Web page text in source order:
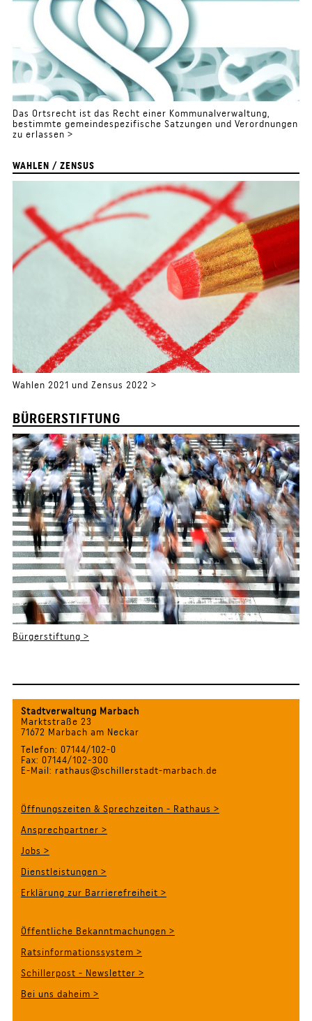
Das Ortsrecht ist das Recht einer Kommunalverwaltung,
bestimmte gemeindespezifische Satzungen und Verordnungen
zu erlassen >
WAHLEN / ZENSUS
Wahlen 2021 und Zensus 2022 >
BÜRGERSTIFTUNG
Bürgerstiftung >
Stadtverwaltung Marbach
Marktstraße 23
71672 Marbach am Neckar
Telefon: 07144/102-0
Fax: 07144/102-300
E-Mail: rathaus@schillerstadt-marbach.de
Öffnungszeiten & Sprechzeiten - Rathaus >
Ansprechpartner >
Jobs >
Dienstleistungen >
Erklärung zur Barrierefreiheit >
Öffentliche Bekanntmachungen >
Ratsinformationssystem >
Schillerpost - Newsletter >
Bei uns daheim >